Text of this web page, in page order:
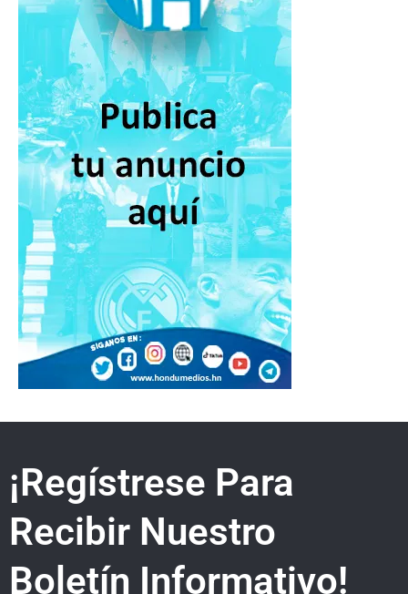
¡Regístrese Para
Recibir Nuestro
Boletín Informativo!